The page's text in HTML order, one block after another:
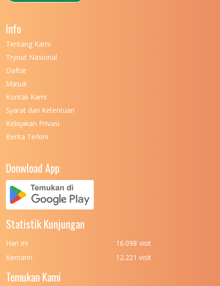
UNIVERSITAS NEGERI KHAIRUN
UNIVERSITAS NEGERI MANADO
UNIVERSITAS NEGERI MEDAN
UNIVERSITAS NEGERI PADANG
UNIVERSITAS NUSA CENDANA
UNIVERSITAS PADJADJARAN
UNIVERSITAS PATTIMURA
(UPN) VETERAN JAKARTA
UNIVERSITAS PEMBANGUNAN NASIONAL
Info
Tentang Kami
Tryout Nasional
Daftar
Masuk
Kontak Kami
Syarat dan Ketentuan
Kebijakan Privasi
Berita Terkini
Donwload App
Statistik Kunjungan
Hari Ini
16.098 visit
Kemarin
12.221 visit
Temukan Kami